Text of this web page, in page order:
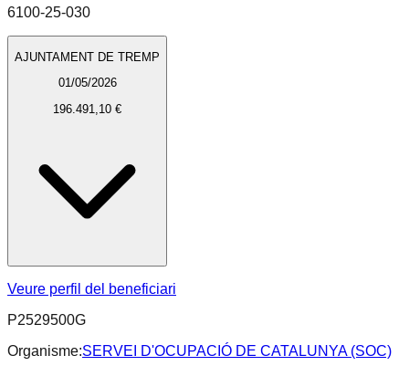
6100-25-030
AJUNTAMENT DE TREMP
01/05/2026
196.491,10 €
Veure perfil del beneficiari
P2529500G
Organisme:SERVEI D'OCUPACIÓ DE CATALUNYA (SOC)